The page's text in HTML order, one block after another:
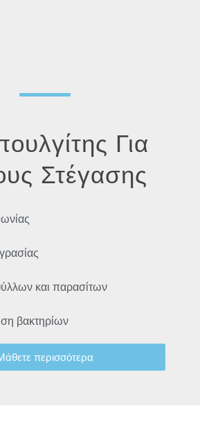
Για
Στέγασης
και παρασίτων
βακτηρίων
περισσότερα